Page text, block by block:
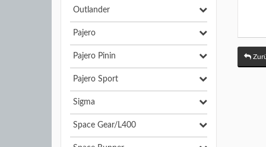
Outlander
Pajero
Pajero Pinin
Pajero Sport
Sigma
Space Gear/L400